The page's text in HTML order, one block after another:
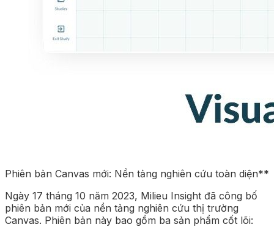
Phiên bản Canvas mới: Nền tảng nghiên cứu toàn diện**
Ngày 17 tháng 10 năm 2023, Milieu Insight đã công bố
phiên bản mới của nền tảng nghiên cứu thị trường
Canvas. Phiên bản này bao gồm ba sản phẩm cốt lõi: